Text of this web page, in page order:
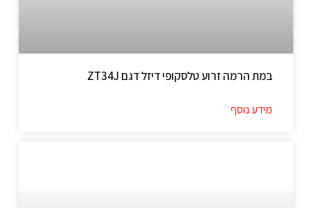
במת הרמה זרוע טלסקופי דיזל דגם ZT34J
מידע נוסף